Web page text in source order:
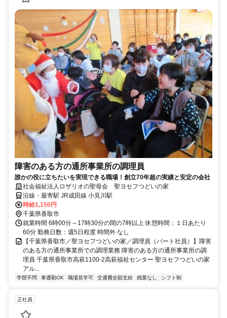
障害のある方の通所事業所の調理員
誰かの役に立ちたいを実現できる職場！創立70年超の実績と安定の会社
社会福祉法人ロザリオの聖母会 聖ヨセフつどいの家
沿線・最寄駅 JR成田線 小見川駅
時給1,150円
千葉県香取市
就業時間 6時00分～17時30分の間の7時以上 休憩時間：１日あたり
60分 勤務日数：週5日程度 時間外 なし
【千葉県香取市／聖ヨセフつどいの家／調理員（パート社員）】障害
のある方の通所事業所での調理業務 障害のある方の通所事業所の調
理員 千葉県香取市高萩1100-2高萩福祉センター 聖ヨセフつどいの家
アル...
学歴不問 車通勤OK 職場見学可 交通費全額支給 残業なし シフト制
正社員